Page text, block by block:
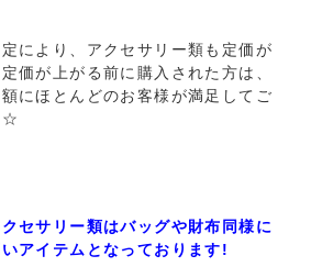
により、アクセサリー類も定価が
価が上がる前に購入された方は、
にほとんどのお客様が満足してご
☆
セサリー類はバッグや財布同様に
アイテムとなっております!